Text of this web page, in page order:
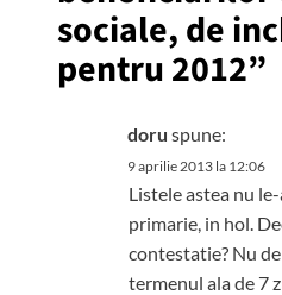
sociale, de
pentru 2012”
doru spune:
9 aprilie 2013 la 12:06
Listele astea nu
primarie, in hol.
contestatie? Nu
termenul ala de 7